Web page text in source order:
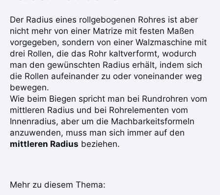
Der Radius eines rollgebogenen Rohres ist aber
nicht mehr von einer Matrize mit festen Maßen
vorgegeben, sondern von einer Walzmaschine mit
drei Rollen, die das Rohr kaltverformt, wodurch
man den gewünschten Radius erhält, indem sich
die Rollen aufeinander zu oder voneinander weg
bewegen.
Wie beim Biegen spricht man bei Rundrohren vom
mittleren Radius und bei Rohrelementen vom
Innenradius, aber um die Machbarkeitsformeln
anzuwenden, muss man sich immer auf den
mittleren Radius beziehen.
Mehr zu diesem Thema: